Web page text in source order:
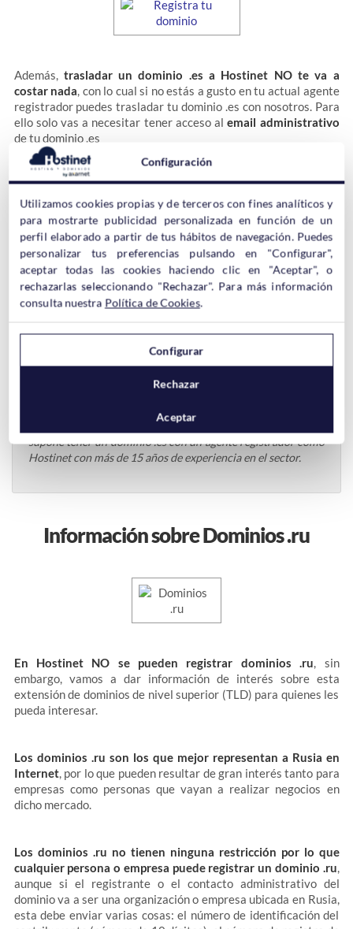
Además,
trasladar un dominio .es a Hostinet NO te va a
costar nada , con lo cual si no estás a gusto en tu actual agente
registrador puedes trasladar tu dominio .es con nosotros. Para
ello solo vas a necesitar tener acceso alemail administrativo
de tu dominio .es
En el siguiente tutorial explicamos todo el proceso a
desempeñar paratrasladar de forma gratuita un dominio .es
a Hostinet. El proceso en verdad no deja de ser el cambio de un
agente registrador a otro.
Click AQUÍ para Saber Cómo Trasladar un Dominio .es
Gracias al cambio podrás disfrutar de todas las ventajas que
supone tener un dominio .es con un agente registrador como
Hostinet con más de 15 años de experiencia en el sector.
Información sobre Dominios .ru
En Hostinet NO se pueden registrar dominios .ru, sin
embargo, vamos a dar información de interés sobre esta
extensión de dominios de nivel superior (TLD) para quienes les
pueda interesar.
Los dominios .ru son los que mejor representan a Rusia en
Internet, por lo que pueden resultar de gran interés tanto para
empresas como personas que vayan a realizar negocios en
dicho mercado.
Los dominios .ru no tienen ninguna restricción por lo que
cualquier persona o empresa puede registrar un dominio .ru,
aunque si el registrante o el contacto administrativo del
dominio va a ser una organización o empresa ubicada en Rusia,
esta debe enviar varias cosas: el número de identificación del
Configuración
Utilizamos cookies propias y de terceros con fines analíticos y
para mostrarte publicidad personalizada en función de un
perfil elaborado a partir de tus hábitos de navegación. Puedes
personalizar tus preferencias pulsando en "Configurar",
aceptar todas las cookies haciendo clic en "Aceptar", o
rechazarlas seleccionando "Rechazar". Para más información
consulta nuestra Política de Cookies.
Configurar
Rechazar
Aceptar